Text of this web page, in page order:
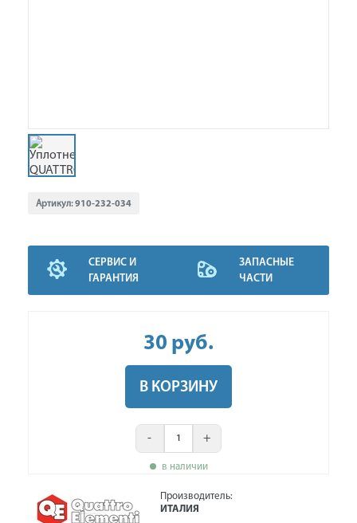
Артикул:910-232-034
СЕРВИС И
ГАРАНТИЯ
ЗАПАСНЫЕ
ЧАСТИ
30 руб.
В КОРЗИНУ
- +
в наличии
Производитель:
ИТАЛИЯ